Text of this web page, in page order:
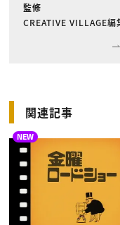
監修
CREATIVE VILLAGE編
関連記事
NEW